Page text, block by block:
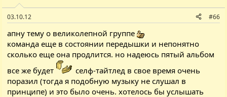
03.10.12 #66
апну тему о великолепной группе
команда еще в состоянии передышки и непонятно
сколько еще она продлится. но надеюсь пятый альбом
все же будет
селф-тайтлед в свое время очень
поразил (тогда я подобную музыку не слушал в
принципе) и это было очень. хотелось бы услышать